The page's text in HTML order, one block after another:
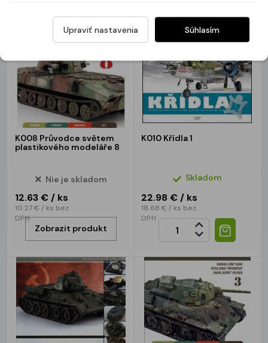
K008 Průvodce světem
plastikového modeláře 8
Nie je skladom
12.63 € / ks
10.27 € / ks bez
DPH
Zobrazit produkt
K010 Křídla 1
Skladom
22.98 € / ks
18.68 € / ks bez
DPH
Upraviť nastavenia Súhlasím